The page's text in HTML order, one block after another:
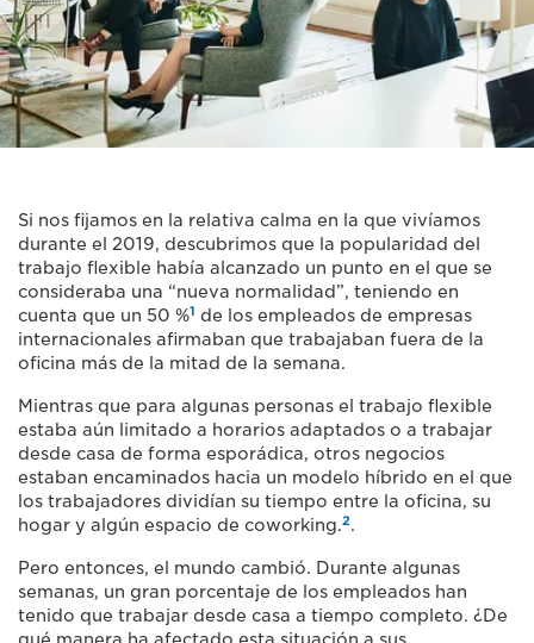
Si nos fijamos en la relativa calma en la que vivíamos
durante el 2019, descubrimos que la popularidad del
trabajo flexible había alcanzado un punto en el que se
consideraba una “nueva normalidad”, teniendo en
cuenta que un 50 %1 de los empleados de empresas
internacionales afirmaban que trabajaban fuera de la
oficina más de la mitad de la semana.
Mientras que para algunas personas el trabajo flexible
estaba aún limitado a horarios adaptados o a trabajar
desde casa de forma esporádica, otros negocios
estaban encaminados hacia un modelo híbrido en el que
los trabajadores dividían su tiempo entre la oficina, su
hogar y algún espacio de coworking.2.
Pero entonces, el mundo cambió. Durante algunas
semanas, un gran porcentaje de los empleados han
tenido que trabajar desde casa a tiempo completo. ¿De